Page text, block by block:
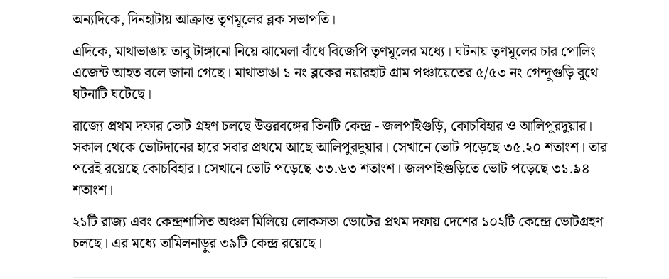
অন্যদিকে, দিনহাটায় আক্রান্ত তৃণমূলের ব্লক সভাপতি।
এদিকে, মাথাভাঙায় তাবু টাঙ্গানো নিয়ে ঝামেলা বাঁধে বিজেপি তৃণমূলের মধ্যে। ঘটনায় তৃণমূলের চার পোলিং
এজেন্ট আহত বলে জানা গেছে। মাথাভাঙা ১ নং ব্লকের নয়ারহাট গ্রাম পঞ্চায়েতের ৫/৫৩ নং গেন্দুগুড়ি বুথে
ঘটনাটি ঘটেছে।
রাজ্যে প্রথম দফার ভোট গ্রহণ চলছে উত্তরবঙ্গের তিনটি কেন্দ্র - জলপাইগুড়ি, কোচবিহার ও আলিপুরদুয়ার।
সকাল থেকে ভোটদানের হারে সবার প্রথমে আছে আলিপুরদুয়ার। সেখানে ভোট পড়েছে ৩৫.২০ শতাংশ। তার
পরেই রয়েছে কোচবিহার। সেখানে ভোট পড়েছে ৩৩.৬৩ শতাংশ। জলপাইগুড়িতে ভোট পড়েছে ৩১.৯৪
শতাংশ।
২১টি রাজ্য এবং‌ কেন্দ্রশাসিত অঞ্চল মিলিয়ে লোকসভা ভোটের প্রথম দফায় দেশের ১০২টি কেন্দ্রে ভোটগ্রহণ
চলছে। এর মধ্যে তামিলনাড়ুর ৩৯টি কেন্দ্র রয়েছে।